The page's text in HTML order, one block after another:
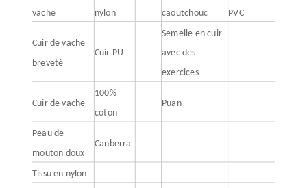
vache nylon caoutchouc PVC
Cuir de vache
breveté
Cuir PU
Semelle en cuir
avec des
exercices
Cuir de vache
100%
coton
Puan
Peau de
mouton doux
Canberra
Tissu en nylon